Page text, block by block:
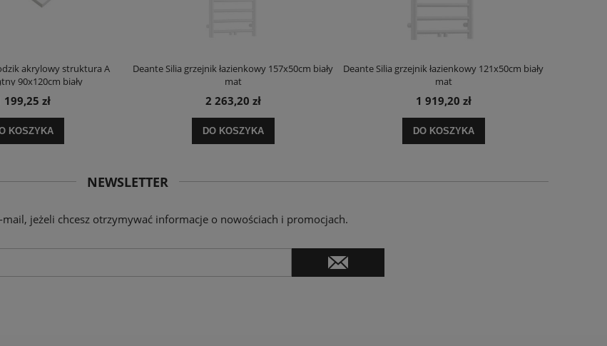
akrylowy struktura A
90x120cm biały
199,25 zł
KOSZYKA
Deante Silia grzejnik łazienkowy 157x50cm biały
mat
2 263,20 zł
DO KOSZYKA
Deante Silia grzejnik łazienkowy 121x50cm biały
mat
1 919,20 zł
DO KOSZYKA
NEWSLETTER
mail, jeżeli chcesz otrzymywać informacje o nowościach i promocjach.